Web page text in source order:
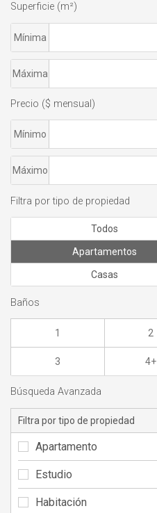
Superficie (m²)
Mínima
Máxima
Precio ($ mensual)
Mínimo
Máximo
Filtra por tipo de propiedad
Todos
Apartamentos
Casas
Baños
1 2
3 4+
Búsqueda Avanzada
Filtra por tipo de propiedad
Apartamento
Estudio
Habitación